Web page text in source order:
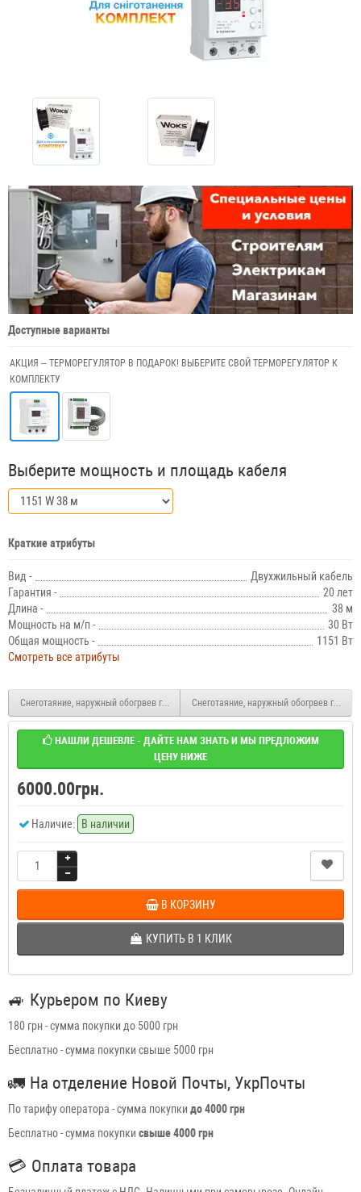
Доступные варианты
АКЦИЯ – ТЕРМОРЕГУЛЯТОР В ПОДАРОК! ВЫБЕРИТЕ СВОЙ ТЕРМОРЕГУЛЯТОР К
КОМПЛЕКТУ
Выберите мощность и площадь кабеля
Краткие атрибуты
Вид -
Двухжильный кабель
Гарантия -
20 лет
Длина -
38 м
Мощность на м/п -
30 Вт
Общая мощность -
1151 Вт
Смотреть все атрибуты
Снеготаяние, наружный обогрвев греющий кабель (маркировка) Woks 30T 1044 W
Снеготаяние, наружный обогрвев
НАШЛИ ДЕШЕВЛЕ - ДАЙТЕ НАМ ЗНАТЬ И МЫ ПРЕДЛОЖИМ
ЦЕНУ НИЖЕ
6000.00грн.
Наличие: В наличии
В КОРЗИНУ
КУПИТЬ В 1 КЛИК
🚙 Курьером по Киеву
180 грн - сумма покупки до 5000 грн
Бесплатно - сумма покупки свыше 5000 грн
🚛 На отделение Новой Почты, УкрПочты
По тарифу оператора - сумма покупки до 4000 грн
Бесплатно - сумма покупки свыше 4000 грн
💳 Оплата товара